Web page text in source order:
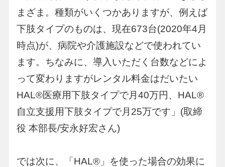
まざま。種類がいくつかありますが、例えば
下肢タイプのものは、現在673台(2020年4月
時点)が、病院や介護施設などで使われてい
ます。ちなみに、導入いただく台数などによ
って変わりますがレンタル料金はだいたい
HAL®︎医療用下肢タイプで月40万円、HAL®︎
自立支援用下肢タイプで月25万です」(取締
役 本部長/安永好宏さん)
では次に、「HAL®︎」を使った場合の効果に